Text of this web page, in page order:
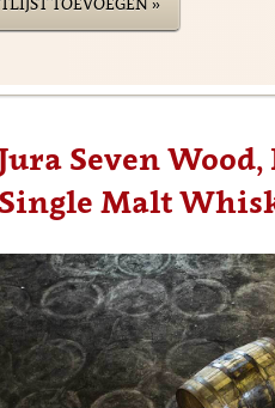
Seven
Single Malt